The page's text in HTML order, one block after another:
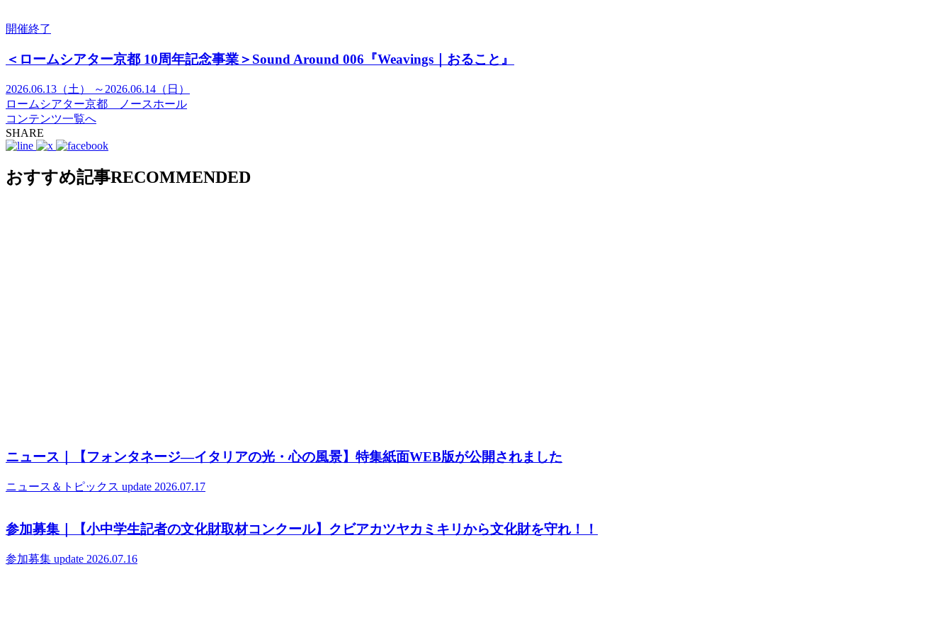
開催終了
＜ロームシアター京都 10周年記念事業＞Sound Around 006『Weavings｜おること』
2026.06.13（土） ～2026.06.14（日）
ロームシアター京都 ノースホール
コンテンツ一覧へ
SHARE
おすすめ記事RECOMMENDED
ニュース｜【フォンタネージ—イタリアの光・心の風景】特集紙面WEB版が公開されました
ニュース＆トピックス update 2026.07.17
参加募集｜【小中学生記者の文化財取材コンクール】クビアカツヤカミキリから文化財を守れ！！
参加募集 update 2026.07.16